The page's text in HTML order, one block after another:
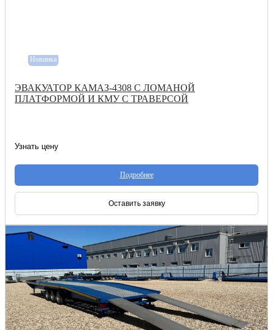
Новинка
ЭВАКУАТОР КАМАЗ-4308 С ЛОМАНОЙ
ПЛАТФОРМОЙ И КМУ С ТРАВЕРСОЙ
Узнать цену
Подробнее
Оставить заявку